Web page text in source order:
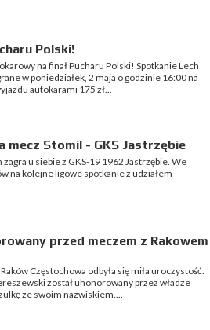
Polski!
na finał Pucharu Polski! Spotkanie Lech
w poniedziałek, 2 maja o godzinie 16:00 na
autokarami 175 zł...
Stomil - GKS Jastrzębie
u siebie z GKS-19 1962 Jastrzębie. We
na kolejne ligowe spotkanie z udziałem
przed meczem z Rakowem
Częstochowa odbyła się miła uroczystość.
został uhonorowany przez władze
ze swoim nazwiskiem....